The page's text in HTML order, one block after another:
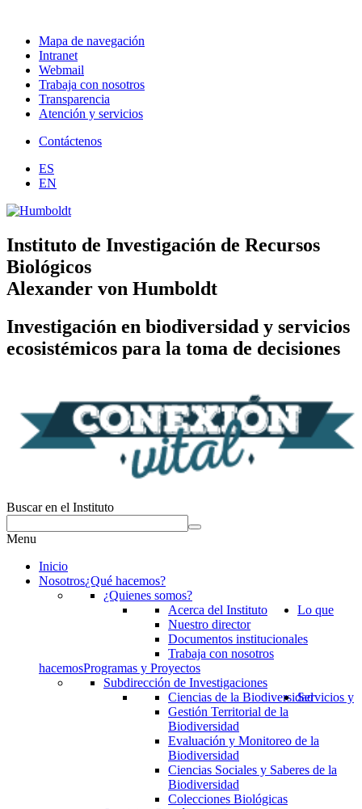
Mapa de navegación
Intranet
Webmail
Trabaja con nosotros
Transparencia
Atención y servicios
Contáctenos
ES
EN
Instituto de Investigación de Recursos
Biológicos
Alexander von Humboldt
Investigación en biodiversidad y servicios
ecosistémicos para la toma de decisiones
Buscar en el Instituto
Menu
Inicio
Nosotros¿Qué hacemos?
¿Quienes somos?
Acerca del Instituto
Nuestro director
Documentos institucionales
Trabaja con nosotros
Lo que
hacemosProgramas y Proyectos
Subdirección de Investigaciones
Ciencias de la Biodiversidad
Gestión Territorial de la
Biodiversidad
Evaluación y Monitoreo de la
Biodiversidad
Ciencias Sociales y Saberes de la
Biodiversidad
Colecciones Biológicas
Servicios y